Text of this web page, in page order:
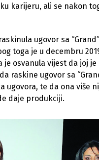
karijeru, ali se nakon
ugovor sa “Grand”
toga je u decembru
je osvanula vijest da joj je
raskine ugovor sa
ugovora, te da ona više
daje produkciji.